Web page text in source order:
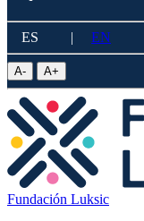
ES | EN
A- A+
Fundación Luksic